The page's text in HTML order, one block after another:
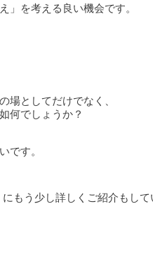
」を考える良い機会です。
場としてだけでなく、
何でしょうか？
です。
にもう少し詳しくご紹介もして